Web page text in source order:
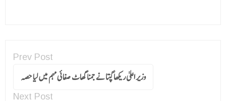
Prev Post
وزیر اعلیٰ ریکھا گپتا نے جمنا گھاٹ صفائی مہم میں لیا حصہ
Next Post